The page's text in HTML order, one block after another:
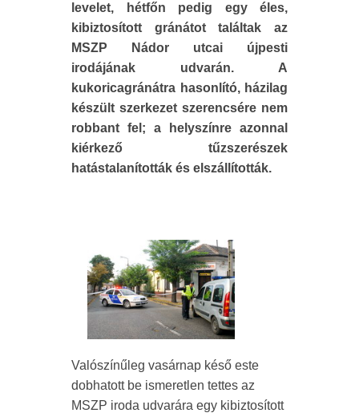
levelet, hétfőn pedig egy éles,
kibiztosított gránátot találtak az
MSZP Nádor utcai újpesti
irodájának udvarán. A
kukoricagránátra hasonlító, házilag
készült szerkezet szerencsére nem
robbant fel; a helyszínre azonnal
kiérkező tűzszerészek
hatástalanították és elszállították.
Valószínűleg vasárnap késő este
dobhatott be ismeretlen tettes az
MSZP iroda udvarára egy kibiztosított